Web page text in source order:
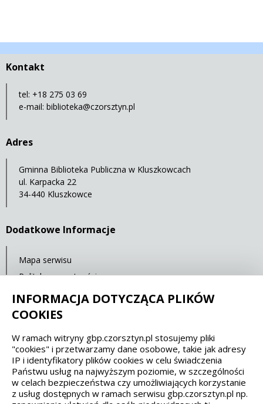
Kontakt
tel: +18 275 03 69
e-mail: biblioteka@czorsztyn.pl
Adres
Gminna Biblioteka Publiczna w Kluszkowcach
ul. Karpacka 22
34-440 Kluszkowce
Dodatkowe Informacje
Mapa serwisu
Polityka prywatności
Deklaracja dostępności
Spełniamy standardy dostępności oraz W3C
WCAG 2.1 SECTION 508 EAA/EN 301549
IS 5568
INFORMACJA DOTYCZĄCA PLIKÓW
COOKIES
W ramach witryny gbp.czorsztyn.pl stosujemy pliki
"cookies" i przetwarzamy dane osobowe, takie jak adresy
IP i identyfikatory plików cookies w celu świadczenia
Państwu usług na najwyższym poziomie, w szczególności
w celach bezpieczeństwa czy umożliwiających korzystanie
z usług dostępnych w ramach serwisu gbp.czorsztyn.pl np.